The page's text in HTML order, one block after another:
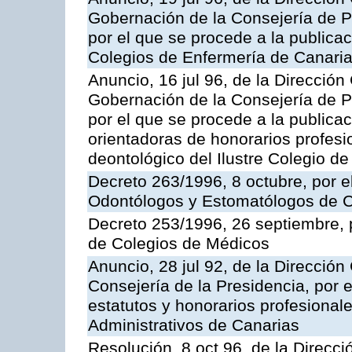
Gobernación de la Consejería de
por el que se procede a la
Colegios de Enfermería de
Anuncio, 16 jul 96, de la
Gobernación de la Consejería de
por el que se procede a la
orientadoras de honorarios
deontológico del Ilustre Colegio
Decreto 263/1996, 8 octubre, por
Odontólogos y Estomatólogos de
Decreto 253/1996, 26
de Colegios de Médicos
Anuncio, 28 jul 92, de la
Consejería de la Presidencia, por
estatutos y honorarios
Administrativos de Canarias